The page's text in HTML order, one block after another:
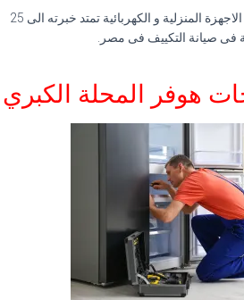
لآننا مركز متخصص فى صيانة الاجهزة المنزلية و الكهربائية تمتد خبرته الى 25
فى صيانة التكييف فى مصر.
هوفر المحلة الكبري